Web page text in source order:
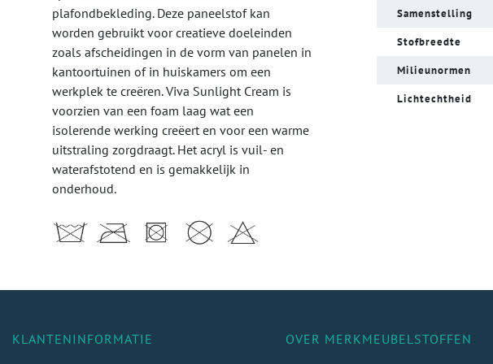
plafondbekleding. Deze paneelstof kan
worden gebruikt voor creatieve doeleinden
zoals afscheidingen in de vorm van panelen in
kantoortuinen of in huiskamers om een
werkplek te creëren. Viva Sunlight Cream is
voorzien van een foam laag wat een
isolerende werking creëert en voor een warme
uitstraling zorgdraagt. Het acryl is vuil- en
waterafstotend en is gemakkelijk in
onderhoud.
Samenstelling
Stofbreedte
Milieunormen
Lichtechtheid
KLANTENINFORMATIE OVER MERKMEUBELSTOFFEN